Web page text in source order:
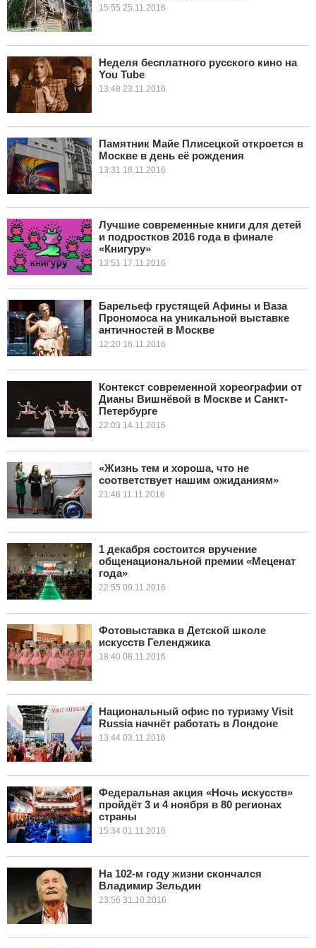
15:55 25.11.2016
Неделя бесплатного русского кино на
You Tube
13:48 23.11.2016
Памятник Майе Плисецкой откроется в
Москве в день её рождения
13:31 18.11.2016
Лучшие современные книги для детей
и подростков 2016 года в финале
«Книгуру»
13:51 17.11.2016
Барельеф грустящей Афины и Ваза
Прономоса на уникальной выставке
античностей в Москве
12:20 16.11.2016
Контекст современной хореографии от
Дианы Вишнёвой в Москве и Санкт-
Петербурге
22:03 14.11.2016
«Жизнь тем и хороша, что не
соответствует нашим ожиданиям»
21:48 11.11.2016
1 декабря состоится вручение
общенациональной премии «Меценат
года»
22:55 09.11.2016
Фотовыставка в Детской школе
искусств Геленджика
18:40 08.11.2016
Национальный офис по туризму Visit
Russia начнёт работать в Лондоне
13:44 03.11.2016
Федеральная акция «Ночь искусств»
пройдёт 3 и 4 ноября в 80 регионах
страны
15:34 01.11.2016
На 102-м году жизни скончался
Владимир Зельдин
23:56 31.10.2016